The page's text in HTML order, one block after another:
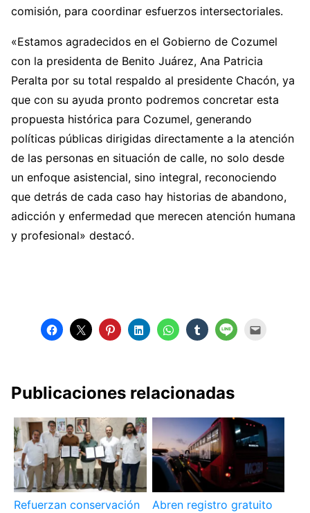
comisión, para coordinar esfuerzos intersectoriales.
«Estamos agradecidos en el Gobierno de Cozumel
con la presidenta de Benito Juárez, Ana Patricia
Peralta por su total respaldo al presidente Chacón, ya
que con su ayuda pronto podremos concretar esta
propuesta histórica para Cozumel, generando
políticas públicas dirigidas directamente a la atención
de las personas en situación de calle, no solo desde
un enfoque asistencial, sino integral, reconociendo
que detrás de cada caso hay historias de abandono,
adicción y enfermedad que merecen atención humana
y profesional» destacó.
Publicaciones relacionadas
Refuerzan conservación
Abren registro gratuito